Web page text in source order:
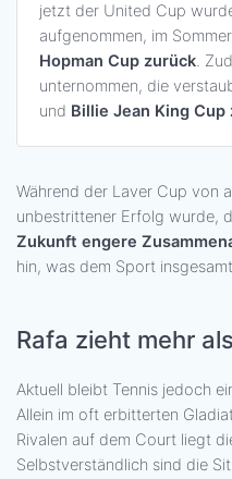
jetzt der United Cup
aufgenommen, im Sommer
Hopman Cup zurück.
unternommen, die
und Billie Jean King
Während der Laver Cup von
unbestrittener Erfolg wurde,
Zukunft engere
hin, was dem Sport
Rafa zieht mehr
Aktuell bleibt Tennis jedoch
Allein im oft erbitterten
Rivalen auf dem Court liegt
Selbstverständlich sind die